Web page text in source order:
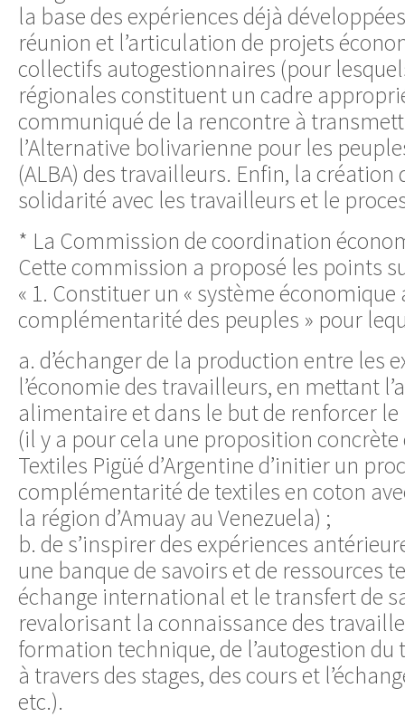
la base des expériences déjà
réunion et l’articulation de projets
collectifs autogestionnaires (pour
régionales constituent un cadre
communiqué de la rencontre à
l’Alternative bolivarienne pour les
(ALBA) des travailleurs. Enfin, la création
solidarité avec les travailleurs et le
* La Commission de coordination
Cette commission a proposé les points
« 1. Constituer un « système
complémentarité des peuples » pour
a. d’échanger de la production entre les
l’économie des travailleurs, en mettant
alimentaire et dans le but de renforcer
(il y a pour cela une proposition
Textiles Pigüé d’Argentine d’initier un
complémentarité de textiles en coton
la région d’Amuay au Venezuela) ;
b. de s’inspirer des expériences
une banque de savoirs et de ressources
échange international et le transfert de
revalorisant la connaissance des
formation technique, de l’autogestion du
à travers des stages, des cours et
etc.).